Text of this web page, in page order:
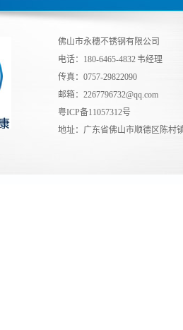
佛山市永穗不锈钢有限公司
电话：180-6465-4832 韦经理
传真：0757-29822090
邮箱：2267796732@qq.com
粤ICP备11057312号
地址：广东省佛山市顺德区陈